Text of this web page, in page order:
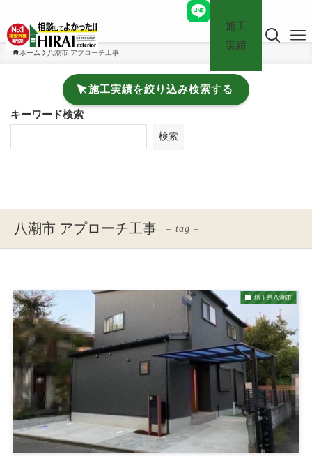
施工
実績
ホーム 八潮市 アプローチ工事
施工実績を絞り込み検索する
キーワード検索
検索
八潮市 アプローチ工事 – tag –
埼玉県八潮市